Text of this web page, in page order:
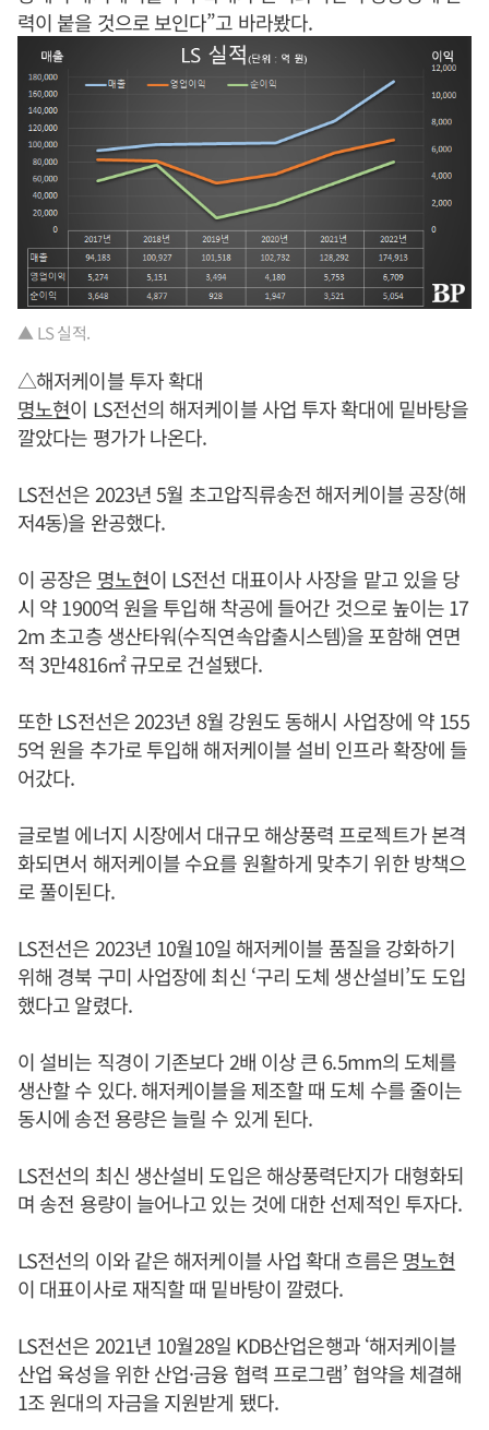
력이 붙을 것으로 보인다”고 바라봤다.
▲ LS 실적.
△해저케이블 투자 확대
명노현이 LS전선의 해저케이블 사업 투자 확대에 밑바탕을
깔았다는 평가가 나온다.
LS전선은 2023년 5월 초고압직류송전 해저케이블 공장(해
저4동)을 완공했다.
이 공장은 명노현이 LS전선 대표이사 사장을 맡고 있을 당
시 약 1900억 원을 투입해 착공에 들어간 것으로 높이는 17
2m 초고층 생산타워(수직연속압출시스템)을 포함해 연면
적 3만4816㎡ 규모로 건설됐다.
또한 LS전선은 2023년 8월 강원도 동해시 사업장에 약 155
5억 원을 추가로 투입해 해저케이블 설비 인프라 확장에 들
어갔다.
글로벌 에너지 시장에서 대규모 해상풍력 프로젝트가 본격
화되면서 해저케이블 수요를 원활하게 맞추기 위한 방책으
로 풀이된다.
LS전선은 2023년 10월10일 해저케이블 품질을 강화하기
위해 경북 구미 사업장에 최신 ‘구리 도체 생산설비’도 도입
했다고 알렸다.
이 설비는 직경이 기존보다 2배 이상 큰 6.5mm의 도체를
생산할 수 있다. 해저케이블을 제조할 때 도체 수를 줄이는
동시에 송전 용량은 늘릴 수 있게 된다.
LS전선의 최신 생산설비 도입은 해상풍력단지가 대형화되
며 송전 용량이 늘어나고 있는 것에 대한 선제적인 투자다.
LS전선의 이와 같은 해저케이블 사업 확대 흐름은명노현
이 대표이사로 재직할 때 밑바탕이 깔렸다.
LS전선은 2021년 10월28일 KDB산업은행과 ‘해저케이블
산업 육성을 위한 산업·금융 협력 프로그램’ 협약을 체결해
1조 원대의 자금을 지원받게 됐다.